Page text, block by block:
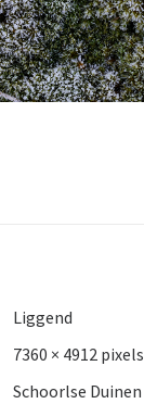
Liggend
7360 × 4912 pixels
Schoorlse Duinen